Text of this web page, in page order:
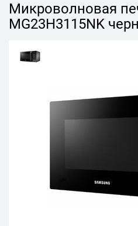
Микроволновая
MG23H3115NK